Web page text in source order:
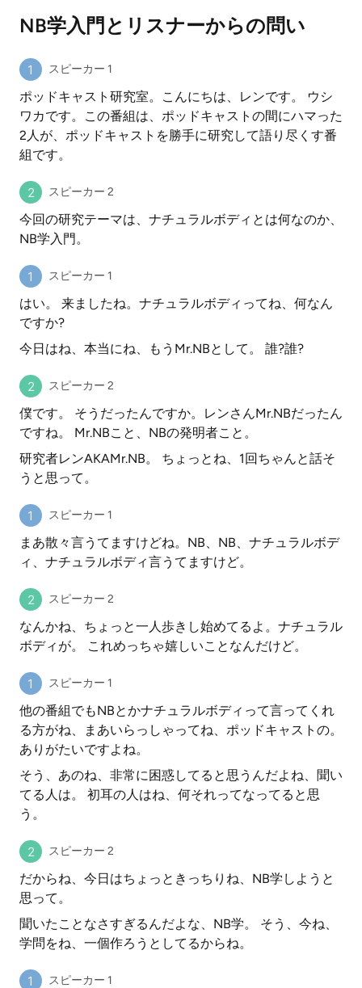
NB学入門とリスナーからの問い
スピーカー 1
ポッドキャスト研究室。こんにちは、レンです。 ウシ
ワカです。この番組は、ポッドキャストの間にハマった
2人が、ポッドキャストを勝手に研究して語り尽くす番
組です。
スピーカー 2
今回の研究テーマは、ナチュラルボディとは何なのか、
NB学入門。
スピーカー 1
はい。 来ましたね。ナチュラルボディってね、何なん
ですか?
今日はね、本当にね、もうMr.NBとして。 誰?誰?
スピーカー 2
僕です。 そうだったんですか。レンさんMr.NBだったん
ですね。 Mr.NBこと、NBの発明者こと。
研究者レンAKAMr.NB。 ちょっとね、1回ちゃんと話そ
うと思って。
スピーカー 1
まあ散々言うてますけどね。NB、NB、ナチュラルボデ
ィ、ナチュラルボディ言うてますけど。
スピーカー 2
なんかね、ちょっと一人歩きし始めてるよ。ナチュラル
ボディが。 これめっちゃ嬉しいことなんだけど。
スピーカー 1
他の番組でもNBとかナチュラルボディって言ってくれ
る方がね、まあいらっしゃってね、ポッドキャストの。
ありがたいですよね。
そう、あのね、非常に困惑してると思うんだよね、聞い
てる人は。 初耳の人はね、何それってなってると思
う。
スピーカー 2
だからね、今日はちょっときっちりね、NB学しようと
思って。
聞いたことなさすぎるんだよな、NB学。 そう、今ね、
学問をね、一個作ろうとしてるからね。
スピーカー 1